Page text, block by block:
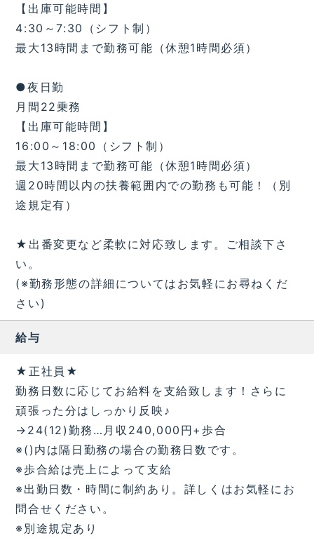
【出庫可能時間】
4:30～7:30（シフト制）
最大13時間まで勤務可能（休憩1時間必須）
●夜日勤
月間22乗務
【出庫可能時間】
16:00～18:00（シフト制）
最大13時間まで勤務可能（休憩1時間必須）
週20時間以内の扶養範囲内での勤務も可能！（別
途規定有）
★出番変更など柔軟に対応致します。ご相談下さ
い。
(※勤務形態の詳細についてはお気軽にお尋ねくだ
さい)
給与
★正社員★
勤務日数に応じてお給料を支給致します！さらに
頑張った分はしっかり反映♪
→24(12)勤務…月収240,000円+歩合
※()内は隔日勤務の場合の勤務日数です。
※歩合給は売上によって支給
※出勤日数・時間に制約あり。詳しくはお気軽にお
問合せください。
※別途規定あり